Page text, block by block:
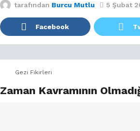
tarafından Burcu Mutlu 5 Şubat
Facebook
Gezi Fikirleri
Zaman Kavramının